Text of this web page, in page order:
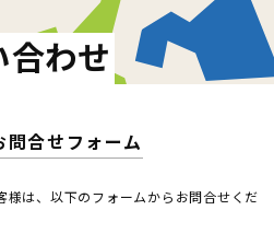
わせ
問合せフォーム
様は、以下のフォームからお問合せくだ